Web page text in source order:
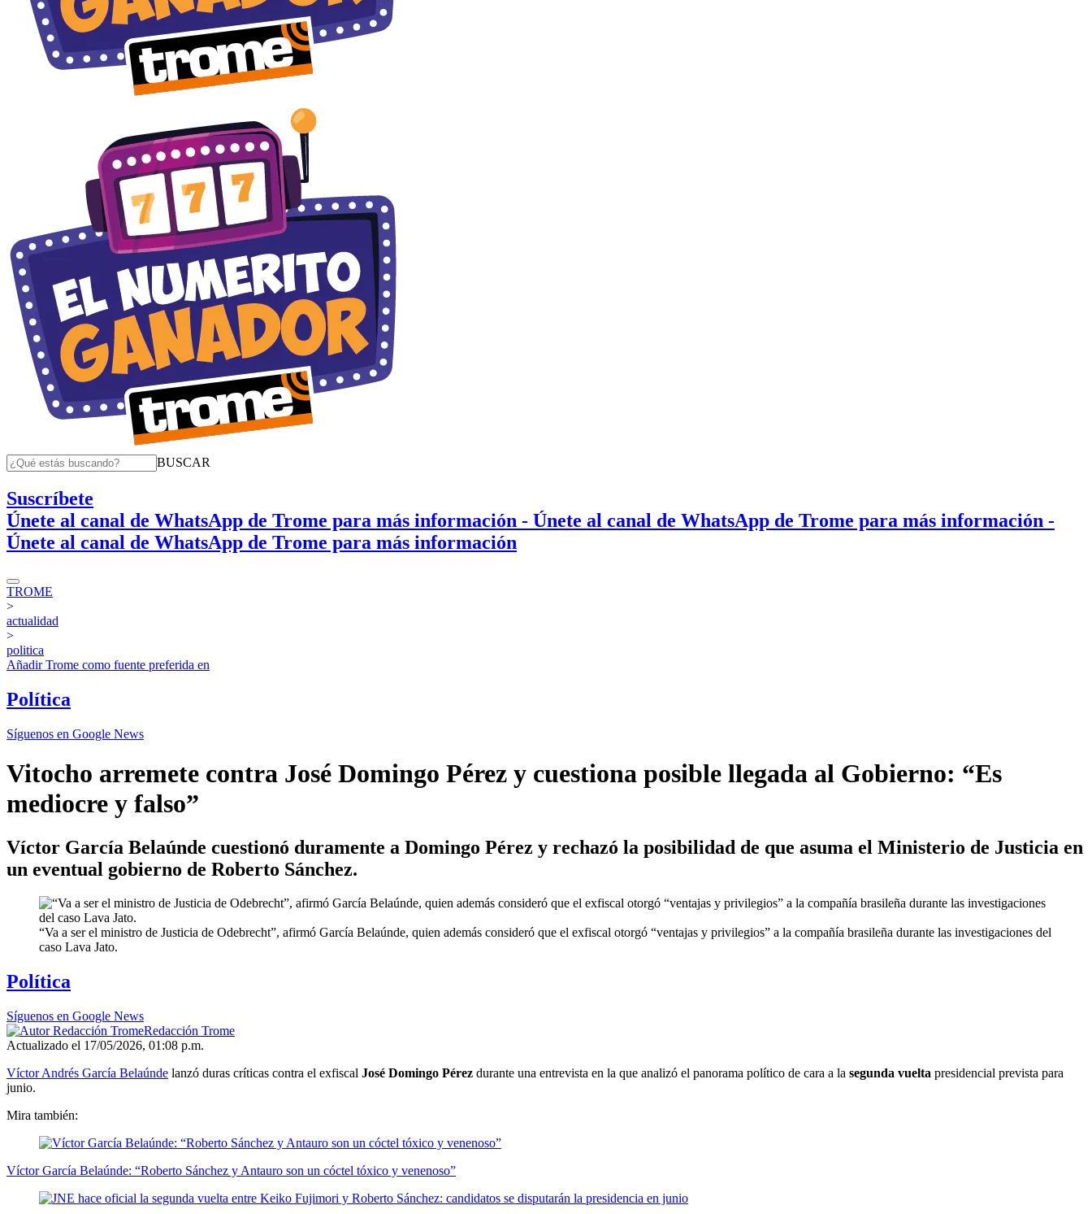
BUSCAR
Suscríbete
Únete al canal de WhatsApp de Trome para más información - Únete al canal de WhatsApp de Trome para más información -
Únete al canal de WhatsApp de Trome para más información
TROME
>
actualidad
>
politica
AñadirTrome como fuente preferida en
Política
Síguenos en Google News
Vitocho arremete contra José Domingo Pérez y cuestiona posible llegada al Gobierno: “Es
mediocre y falso”
Víctor García Belaúnde cuestionó duramente a Domingo Pérez y rechazó la posibilidad de que asuma el Ministerio de Justicia en
un eventual gobierno de Roberto Sánchez.
“Va a ser el ministro de Justicia de Odebrecht”, afirmó García Belaúnde, quien además consideró que el exfiscal otorgó “ventajas y privilegios” a la compañía brasileña durante las investigaciones del
caso Lava Jato.
Política
Síguenos en Google News
Redacción Trome
Actualizado el 17/05/2026, 01:08 p.m.
Víctor Andrés García Belaúnde lanzó duras críticas contra el exfiscal José Domingo Pérez durante una entrevista en la que analizó el panorama político de cara a la segunda vuelta presidencial prevista para
junio.
Mira también:
Víctor García Belaúnde: “Roberto Sánchez y Antauro son un cóctel tóxico y venenoso”